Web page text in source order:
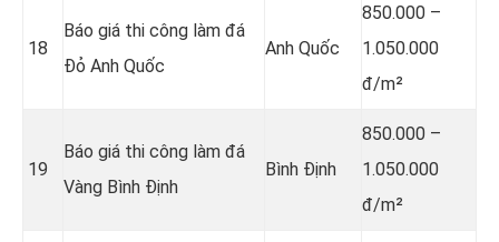
18
Báo giá thi công làm đá
Đỏ Anh Quốc
Anh Quốc
850.000 –
1.050.000
đ/m²
19
Báo giá thi công làm đá
Vàng Bình Định
Bình Định
850.000 –
1.050.000
đ/m²